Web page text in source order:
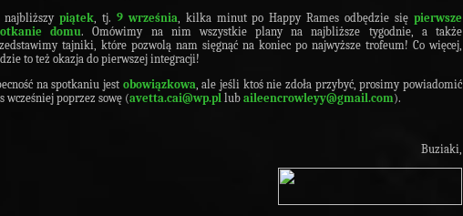
najbliższy piątek, tj. 9 września , kilka minut po Happy Rames odbędzie siępierwsze
domu. Omówimy na nim wszystkie plany na najbliższe tygodnie, a także
tajniki, które pozwolą nam sięgnąć na koniec po najwyższe trofeum! Co więcej,
to też okazja do pierwszej integracji!
na spotkaniu jest obowiązkowa , ale jeśli ktoś nie zdoła przybyć, prosimy powiadomić
wcześniej poprzez sowę (avetta.cai@wp.pl lub aileencrowleyy@gmail.com).
Buziaki,